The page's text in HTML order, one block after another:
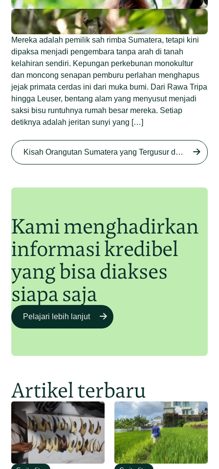
Sumatera di Rawa Tripa
Junaidi Hanafiah 27 Agu 2025
Begini Modus Perburuan
Mereka adalah pemilik sah rimba Sumatera, tetapi kini
dipaksa menjadi pengembara tanpa arah di tanah
kelahiran sendiri. Kepungan perkebunan monokultur
dan moncong senapan pemburu perlahan menghapus
jejak primata cerdas ini dari muka bumi. Dari Rawa Tripa
hingga Leuser, bentang alam yang menyusut menjadi
saksi bisu runtuhnya rumah besar mereka. Setiap
detiknya adalah jeritan sunyi yang […]
Kisah Orangutan Sumatera yang Tergusur dari Rumah Sendiri series
Kami menghadirkan
informasi kredibel
yang bisa diakses
siapa saja
Pelajari lebih lanjut
Artikel terbaru